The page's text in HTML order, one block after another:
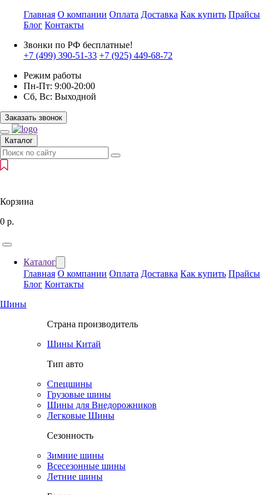
Главная О компании Оплата Доставка Как купить Прайсы
Блог Контакты
Звонки по РФ бесплатные!
+7 (499) 390-51-33 +7 (925) 449-68-72
Режим работы
Пн-Пт: 9:00-20:00
Сб, Вс: Выходной
Заказать звонок
Каталог
Корзина
0 р.
Каталог
Главная О компании Оплата Доставка Как купить Прайсы
Блог Контакты
Шины
Страна производитель
Шины Китай
Тип авто
Спецшины
Грузовые шины
Шины для Внедорожников
Легковые Шины
Сезонность
Зимние шины
Всесезонные шины
Летние шины